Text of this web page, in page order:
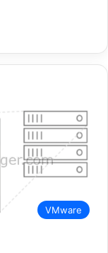
VMware